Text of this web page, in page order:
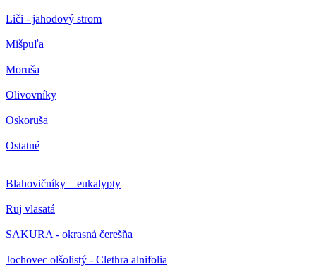
Liči - jahodový strom
Mišpuľa
Moruša
Olivovníky
Oskoruša
Ostatné
Blahovičníky – eukalypty
Ruj vlasatá
SAKURA - okrasná čerešňa
Jochovec olšolistý - Clethra alnifolia